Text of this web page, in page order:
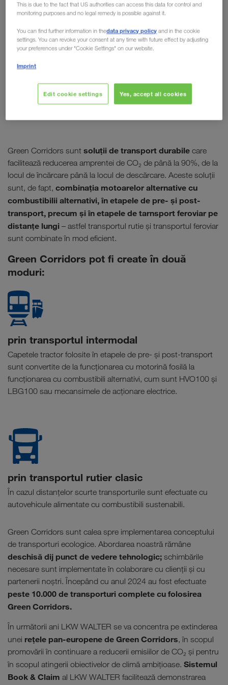
Green Corridors sunt soluții de transport durabile care
facilitează reducerea amprentei de CO₂ de până la 90%, de la
locul de încărcare până la locul de descărcare. Aceste soluții
sunt, de fapt, combinația motoarelor alternative cu
combustibilii alternativi, în etapele de pre- și post-
transport, precum și în etapele de tarnsport feroviar pe
distanțe lungi – astfel transportul rutie și transportul feroviar
sunt combinate în mod eficient.
Green Corridors pot fi create în două
moduri:
prin transportul intermodal
Capetele tractor folosite în etapele de pre- și post-transport
sunt convertite de la funcționarea cu motorină fosilă la
funcționarea cu combustibili alternativi, cum sunt HVO100 și
LBG100 sau mecansimele de acționare electrice.
prin transportul rutier clasic
În cazul distanțelor scurte transporturile sunt efectuate cu
autovehicule alimentate cu combustibili sustenabili.
Green Corridors sunt calea spre implementarea conceptului
de transporturi ecologice. Abordarea noastră rămâne
deschisă dij punct de vedere tehnologic; schimbările
necesare sunt implementate în colaborare cu clienții și cu
partenerii noștri. Începând cu anul 2024 au fost efectuate
peste 10.000 de transporturi complete cu folosirea
Green Corridors.
În următorii ani LKW WALTER se va concentra pe extinderea
unei rețele pan-europene de Green Corridors, în scopul
promovării în continuare a reducerii emisiilor de CO₂ și pentru
în scopul atingerii obiectivelor de climă ambițioase. Sistemul
Book & Claim al LKW WALTER facilitează demonstrarea
This is due to the fact that US authorities can access this data for control and
monitoring purposes and no legal remedy is possible against it.
You can find further information in thedata privacy policy and in the cookie
settings. You can revoke your consent at any time with future effect by adjusting
your preferences under "Cookie Settings" on our website.
Imprint
Edit cookie settings Yes, accept all cookies